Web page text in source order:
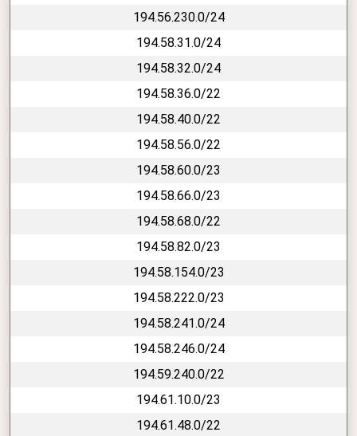
194.56.230.0/24
194.58.31.0/24
194.58.32.0/24
194.58.36.0/22
194.58.40.0/22
194.58.56.0/22
194.58.60.0/23
194.58.66.0/23
194.58.68.0/22
194.58.82.0/23
194.58.154.0/23
194.58.222.0/23
194.58.241.0/24
194.58.246.0/24
194.59.240.0/22
194.61.10.0/23
194.61.48.0/22